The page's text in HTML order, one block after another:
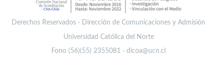
Derechos Reservados · Dirección de Comunicaciones y Admisión
Universidad Católica del Norte
Fono (56)(55) 2355081 · dicoa@ucn.cl